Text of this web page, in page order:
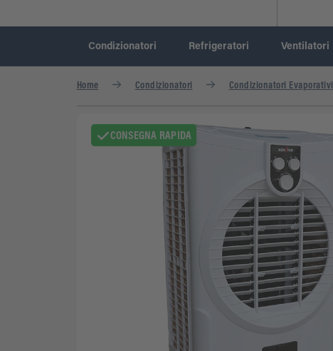
Condizionatori Refrigeratori Ventilatori
Home Condizionatori Condizionatori Evaporativi
CONSEGNA RAPIDA